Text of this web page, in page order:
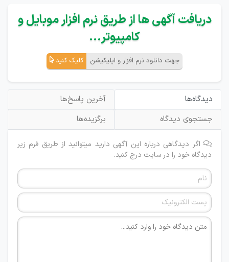
دریافت آگهی ها از طریق نرم افزار موبایل و
کامپیوتر...
جهت دانلود نرم افزار و اپلیکیشن کلیک کنید
دیدگاه‌ها
آخرین پاسخ‌ها
جستجوی دیدگاه
برگزیده‌ها
اگر دیدگاهی درباره این آگهی دارید میتوانید از طریق فرم زیر
دیدگاه خود را در سایت درج کنید.